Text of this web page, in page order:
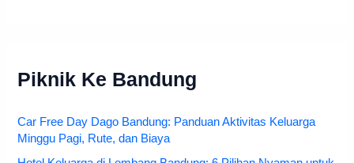
Piknik Ke Bandung
Car Free Day Dago Bandung: Panduan Aktivitas Keluarga
Minggu Pagi, Rute, dan Biaya